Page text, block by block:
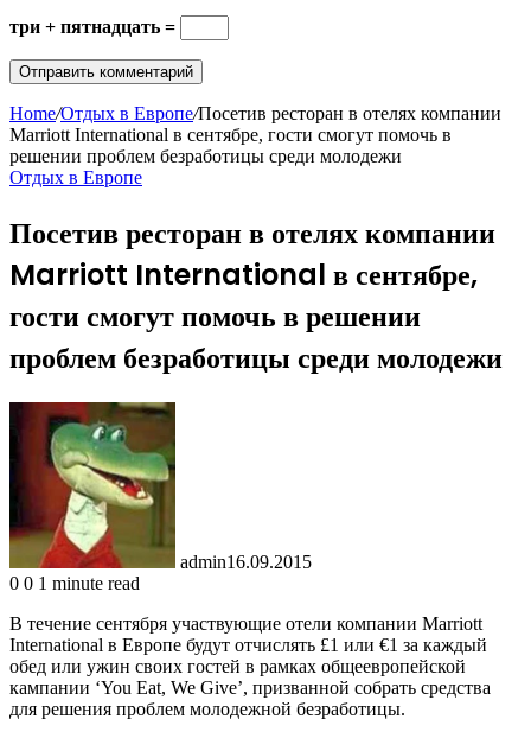
три + пятнадцать =
Home/Отдых в Европе/Посетив ресторан в отелях компании
Marriott International в сентябре, гости смогут помочь в
решении проблем безработицы среди молодежи
Отдых в Европе
Посетив ресторан в отелях компании
Marriott International в сентябре,
гости смогут помочь в решении
проблем безработицы среди молодежи
admin16.09.2015
0 0 1 minute read
В течение сентября участвующие отели компании Marriott
International в Европе будут отчислять £1 или €1 за каждый
обед или ужин своих гостей в рамках общеевропейской
кампании ‘You Eat, We Give’, призванной собрать средства
для решения проблем молодежной безработицы.